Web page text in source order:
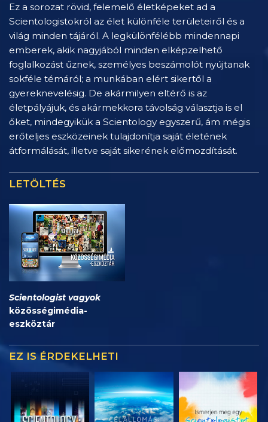
Ez a sorozat rövid, felemelő életképeket ad a
Scientologistokról az élet különféle területeiről és a
világ minden tájáról. A legkülönfélébb mindennapi
emberek, akik nagyjából minden elképzelhető
foglalkozást űznek, személyes beszámolót nyújtanak
sokféle témáról; a munkában elért sikertől a
gyereknevelésig. De akármilyen eltérő is az
életpályájuk, és akármekkora távolság választja is el
őket, mindegyikük a Scientology egyszerű, ám mégis
erőteljes eszközeinek tulajdonítja saját életének
átformálását, illetve saját sikerének előmozdítását.
LETÖLTÉS
Scientologist vagyok
közösségimédia-
eszköztár
EZ IS ÉRDEKELHETI